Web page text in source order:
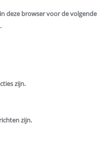
deze browser voor de volgende
zijn.
zijn.